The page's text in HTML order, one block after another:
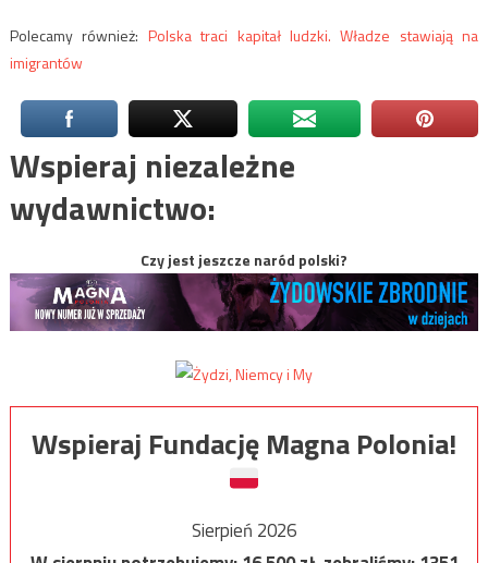
Polecamy również: Polska traci kapitał ludzki. Władze stawiają na
imigrantów
Wspieraj niezależne
wydawnictwo:
Czy jest jeszcze naród polski?
Wspieraj Fundację Magna Polonia!
Sierpień 2026